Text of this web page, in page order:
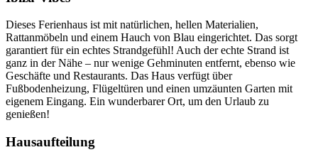
Dieses Ferienhaus ist mit natürlichen, hellen Materialien,
Rattanmöbeln und einem Hauch von Blau eingerichtet. Das sorgt
garantiert für ein echtes Strandgefühl! Auch der echte Strand ist
ganz in der Nähe – nur wenige Gehminuten entfernt, ebenso wie
Geschäfte und Restaurants. Das Haus verfügt über
Fußbodenheizung, Flügeltüren und einen umzäunten Garten mit
eigenem Eingang. Ein wunderbarer Ort, um den Urlaub zu
genießen!
Hausaufteilung